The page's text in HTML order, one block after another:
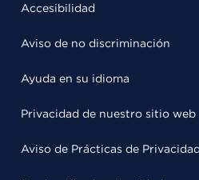
Accesibilidad
Aviso de no discriminación
Ayuda en su idioma
Privacidad de nuestro sitio web
Aviso de Prácticas de Privacidad